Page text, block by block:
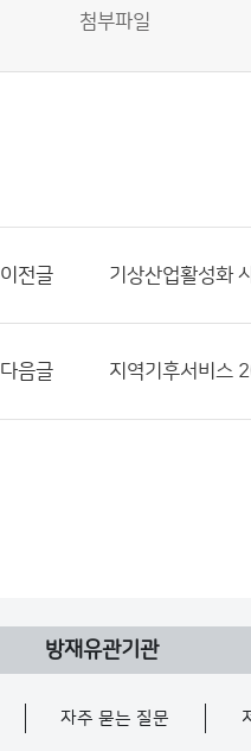
첨부파일
이전글 기상산업활성화
다음글 지역기후서비스
방재유관기관
자주 묻는 질문